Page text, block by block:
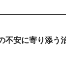
不安に寄り添う